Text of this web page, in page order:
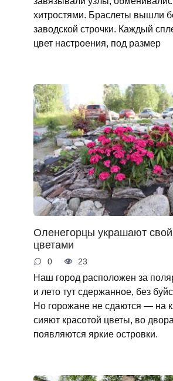
хитростями. Браслеты вышли
заводской строчки. Каждый
цвет настроения, под размер
Оленегорцы украшают свой
цветами
0 23
Наш город расположен за
и лето тут сдержанное, без
Но горожане не сдаются — на
сияют красотой цветы, во
появляются яркие островки.